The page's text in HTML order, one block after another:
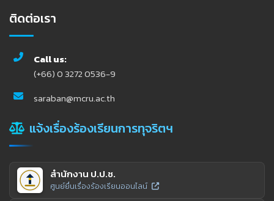
ติดต่อเรา
Call us:
(+66) 0 3272 0536-9
saraban@mcru.ac.th
แจ้งเรื่องร้องเรียนการทุจริตฯ
สำนักงาน ป.ป.ช.
ศูนย์ยื่นเรื่องร้องเรียนออนไลน์